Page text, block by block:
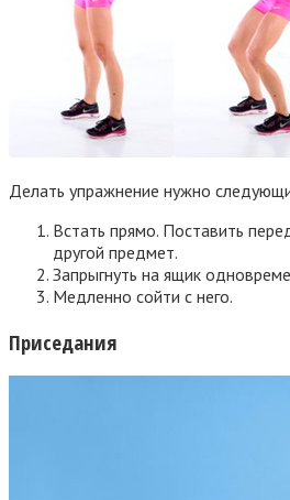
Делать упражнение нужно
Встать прямо. Поставить
другой предмет.
Запрыгнуть на ящик
Медленно сойти с него.
Приседания